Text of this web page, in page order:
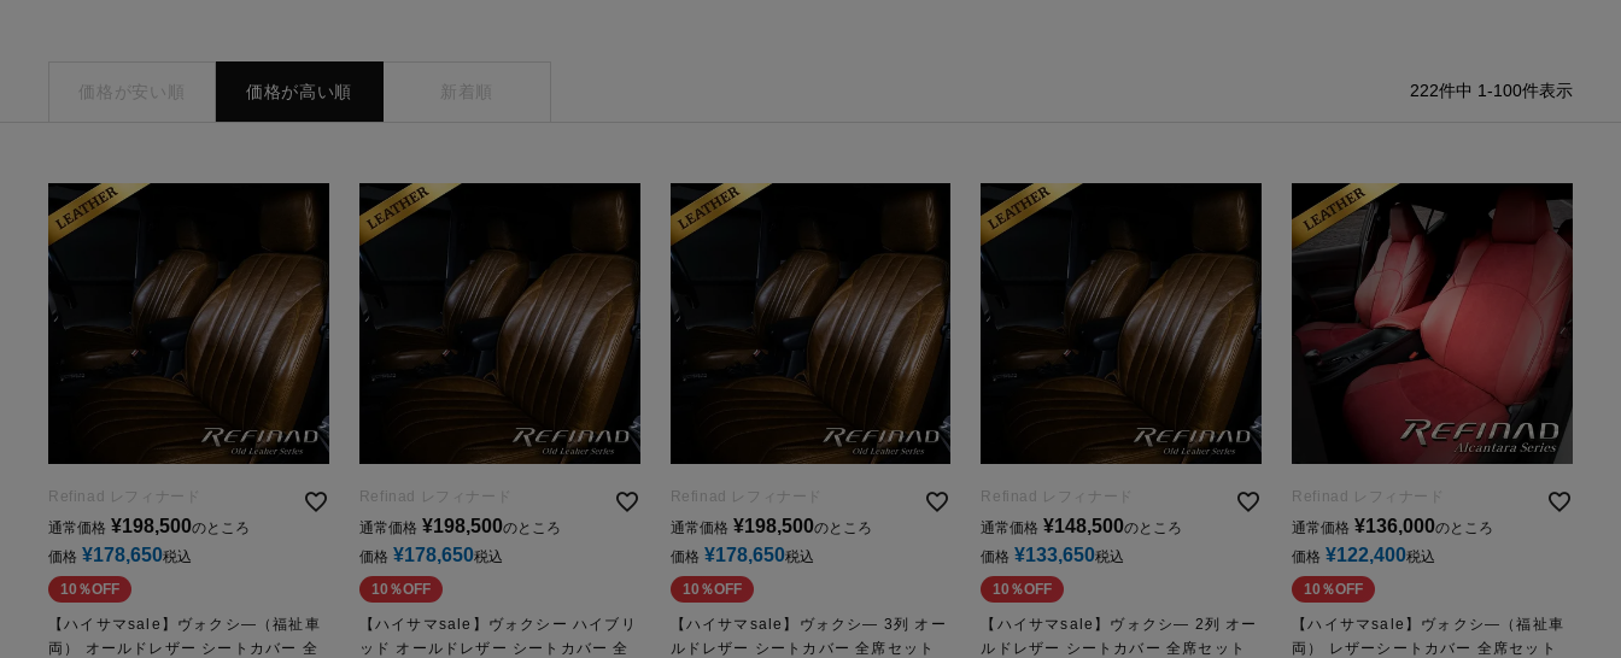
価格が安い順 価格が高い順 新着順 222件中 1-100件表示
Refinad レフィナード
通常価格 ¥198,500のところ
価格 ¥178,650税込
10％OFF
【ハイサマsale】ヴォクシ―（福祉車
両） オールドレザー シートカバー 全
Refinad レフィナード
通常価格 ¥198,500のところ
価格 ¥178,650税込
10％OFF
【ハイサマsale】ヴォクシー ハイブリ
ッド オールドレザー シートカバー 全
Refinad レフィナード
通常価格 ¥198,500のところ
価格 ¥178,650税込
10％OFF
【ハイサマsale】ヴォクシ― 3列 オー
ルドレザー シートカバー 全席セット
Refinad レフィナード
通常価格 ¥148,500のところ
価格 ¥133,650税込
10％OFF
【ハイサマsale】ヴォクシ― 2列 オー
ルドレザー シートカバー 全席セット
Refinad レフィナード
通常価格 ¥136,000のところ
価格 ¥122,400税込
10％OFF
【ハイサマsale】ヴォクシ―（福祉車
両） レザーシートカバー 全席セット